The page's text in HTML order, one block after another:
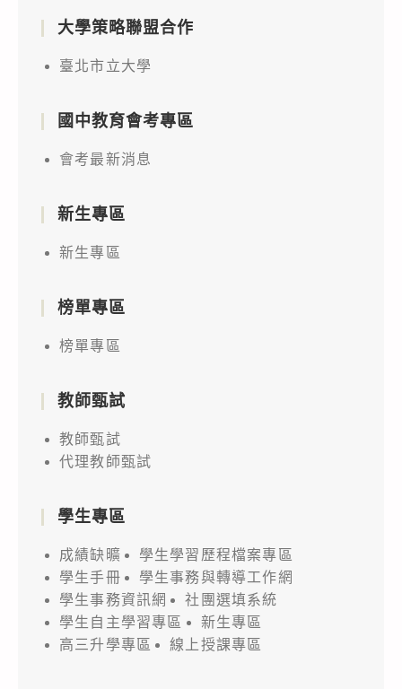
大學策略聯盟合作
臺北市立大學
國中教育會考專區
會考最新消息
新生專區
新生專區
榜單專區
榜單專區
教師甄試
教師甄試
代理教師甄試
學生專區
成績缺曠
學生學習歷程檔案專區
學生手冊
學生事務與轉導工作網
學生事務資訊網
社團選填系統
學生自主學習專區
新生專區
高三升學專區
線上授課專區